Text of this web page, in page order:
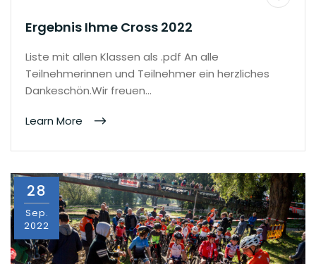
Ergebnis Ihme Cross 2022
Liste mit allen Klassen als .pdf An alle
Teilnehmerinnen und Teilnehmer ein herzliches
Dankeschön.Wir freuen…
Learn More
28
Sep.
2022